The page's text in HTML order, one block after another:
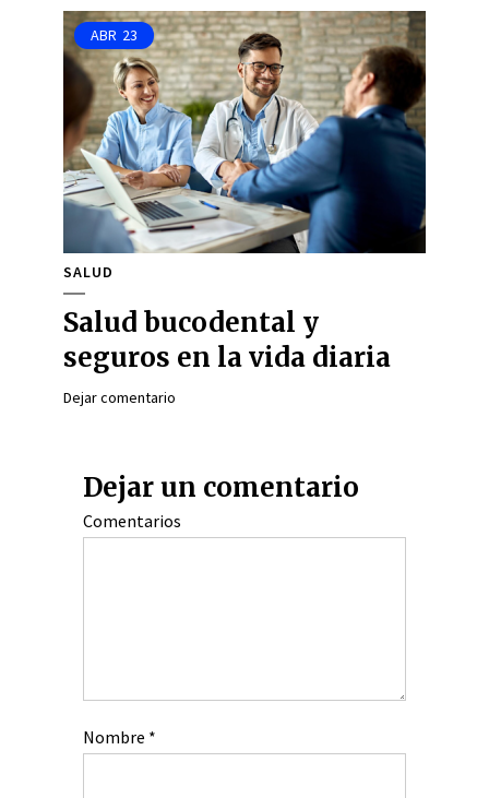
ABR 23
SALUD
Salud bucodental y
seguros en la vida diaria
Dejar comentario
Dejar un comentario
Comentarios
Nombre *